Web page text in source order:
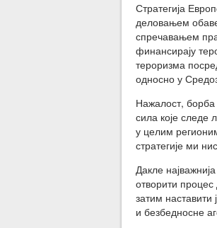
Стратегија
деловањем
спречавањем
финансирају
тероризма
односно у
Нажалост, борба
сила које следе
у целим
стратегије ми
Дакле
отворити
затим
и безбедносне